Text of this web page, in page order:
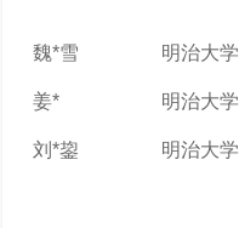
魏*雪 明治大学
姜* 明治大学
刘*鋆 明治大学